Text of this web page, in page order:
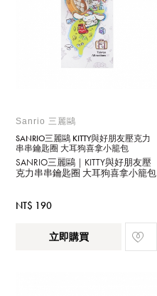
Sanrio 三麗鷗
SANRIO三麗鷗 KITTY與好朋友壓克力
串串鑰匙圈 大耳狗喜拿小籠包
SANRIO三麗鷗｜KITTY與好朋友壓
克力串串鑰匙圈 大耳狗喜拿小籠包
NT$ 190
立即購買